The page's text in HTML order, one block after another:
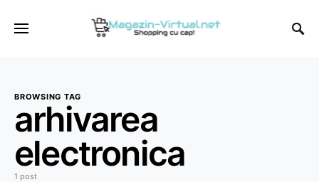
BROWSING TAG
arhivarea
electronica
1 post